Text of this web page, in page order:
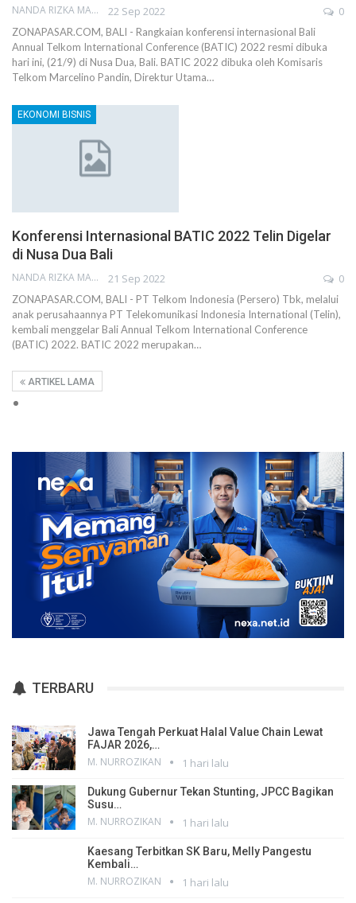
NANDA RIZKA MAHENDRA 22 Sep 2022 0
ZONAPASAR.COM, BALI - Rangkaian konferensi internasional Bali
Annual Telkom International Conference (BATIC) 2022 resmi dibuka
hari ini, (21/9) di Nusa Dua, Bali. BATIC 2022 dibuka oleh Komisaris
Telkom Marcelino Pandin, Direktur Utama…
EKONOMI BISNIS
Konferensi Internasional BATIC 2022 Telin Digelar
di Nusa Dua Bali
NANDA RIZKA MAHENDRA 21 Sep 2022 0
ZONAPASAR.COM, BALI - PT Telkom Indonesia (Persero) Tbk, melalui
anak perusahaannya PT Telekomunikasi Indonesia International (Telin),
kembali menggelar Bali Annual Telkom International Conference
(BATIC) 2022. BATIC 2022 merupakan…
ARTIKEL LAMA
TERBARU
Jawa Tengah Perkuat Halal Value Chain Lewat
FAJAR 2026,…
M. NURROZIKAN 1 hari lalu
Dukung Gubernur Tekan Stunting, JPCC Bagikan
Susu…
M. NURROZIKAN 1 hari lalu
Kaesang Terbitkan SK Baru, Melly Pangestu
Kembali…
M. NURROZIKAN 1 hari lalu